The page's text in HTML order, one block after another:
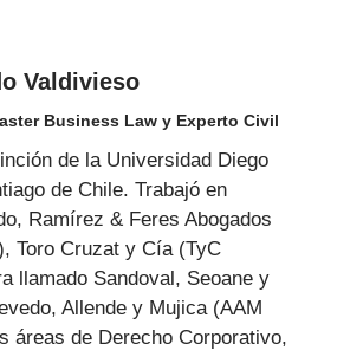
Valdivieso
Business Law y Experto Civil
de la Universidad Diego
de Chile. Trabajó en
Ramírez & Feres Abogados
Toro Cruzat y Cía (TyC
llamado Sandoval, Seoane y
Allende y Mujica (AAM
áreas de Derecho Corporativo,